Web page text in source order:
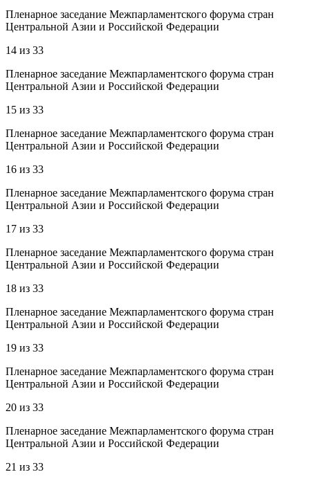
Пленарное заседание Межпарламентского форума стран
Центральной Азии и Российской Федерации
14 из 33
Пленарное заседание Межпарламентского форума стран
Центральной Азии и Российской Федерации
15 из 33
Пленарное заседание Межпарламентского форума стран
Центральной Азии и Российской Федерации
16 из 33
Пленарное заседание Межпарламентского форума стран
Центральной Азии и Российской Федерации
17 из 33
Пленарное заседание Межпарламентского форума стран
Центральной Азии и Российской Федерации
18 из 33
Пленарное заседание Межпарламентского форума стран
Центральной Азии и Российской Федерации
19 из 33
Пленарное заседание Межпарламентского форума стран
Центральной Азии и Российской Федерации
20 из 33
Пленарное заседание Межпарламентского форума стран
Центральной Азии и Российской Федерации
21 из 33